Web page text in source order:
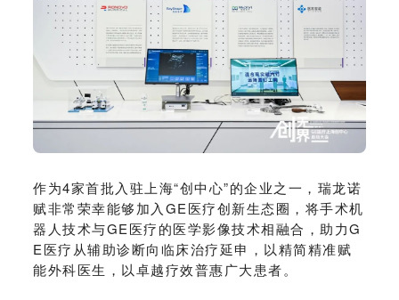
作为4家首批入驻上海“创中心”的企业之一，瑞龙诺
赋非常荣幸能够加入GE医疗创新生态圈，将手术机
器人技术与GE医疗的医学影像技术相融合，助力G
E医疗从辅助诊断向临床治疗延申，以精简精准赋
能外科医生，以卓越疗效普惠广大患者。